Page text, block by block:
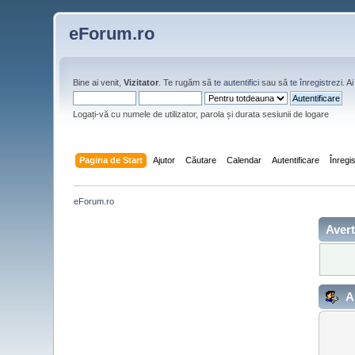
eForum.ro
Bine ai venit,Vizitator . Te rugăm săte autentifici sau săte înregistrezi .
Logați-vă cu numele de utilizator, parola și durata sesiunii de logare
Pagina de Start Ajutor Căutare Calendar Autentificare
eForum.ro